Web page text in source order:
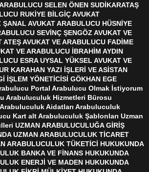
SELEN ÖNEN SUDİKARATAŞ
RUKİYE BİLGİÇ AVUKAT
AVUKAT ARABULUCU HÜSNİYE
SEVİNÇ ŞENGÖZ AVUKAT VE
AVUKAT VE ARABULUCU FADİME
VE ARABULUCU İBRAHİM AYDIN
ESRA UYSAL YÜKSEL AVUKAT VE
KARAHAN YAZI İŞLERİ VE ASİSTAN
İŞLEM YÖNETİCİSİ GÖKHAN EGE
Portal Arabulucu Olmak İstiyorum
Arabuluculuk Hizmetleri Bürosu
Aidatları Arabuluculuk
Kart alt Arabuluculuk Şablonları Uzman
UZMAN ARABULUCULUĞA GİRİŞ
UZMAN ARABULUCULUK TİCARET
ARABULUCULUK TÜKETİCİ HUKUKUNDA
BANKA VE FİNANS HUKUKUNDA
ENERJİ VE MADEN HUKUKUNDA